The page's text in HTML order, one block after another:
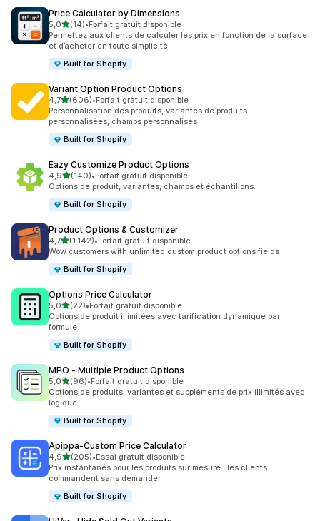
Price Calculator by Dimensions
5,0étoile(s) sur 5
(14)
14 avis au total
•Forfait gratuit disponible
Permettez aux clients de calculer les prix en fonction de la surface
et d’acheter en toute simplicité.
Built for Shopify
Variant Option Product Options
4,7étoile(s) sur 5
(606)
606 avis au total
•Forfait gratuit disponible
Personnalisation des produits, variantes de produits
personnalisées, champs personnalisés
Built for Shopify
Eazy Customize Product Options
4,9étoile(s) sur 5
(140)
140 avis au total
•Forfait gratuit disponible
Options de produit, variantes, champs et échantillons.
Built for Shopify
Product Options & Customizer
4,7étoile(s) sur 5
(1 142)
1142 avis au total
•Forfait gratuit disponible
Wow customers with unlimited custom product options fields
Built for Shopify
Options Price Calculator
5,0étoile(s) sur 5
(22)
22 avis au total
•Forfait gratuit disponible
Options de produit illimitées avec tarification dynamique par
formule
Built for Shopify
MPO ‑ Multiple Product Options
5,0étoile(s) sur 5
(96)
96 avis au total
•Forfait gratuit disponible
Options de produits, variantes et suppléments de prix illimités avec
logique
Built for Shopify
Apippa‑Custom Price Calculator
4,9étoile(s) sur 5
(205)
205 avis au total
•Essai gratuit disponible
Prix instantanés pour les produits sur mesure : les clients
commandent sans demander
Built for Shopify